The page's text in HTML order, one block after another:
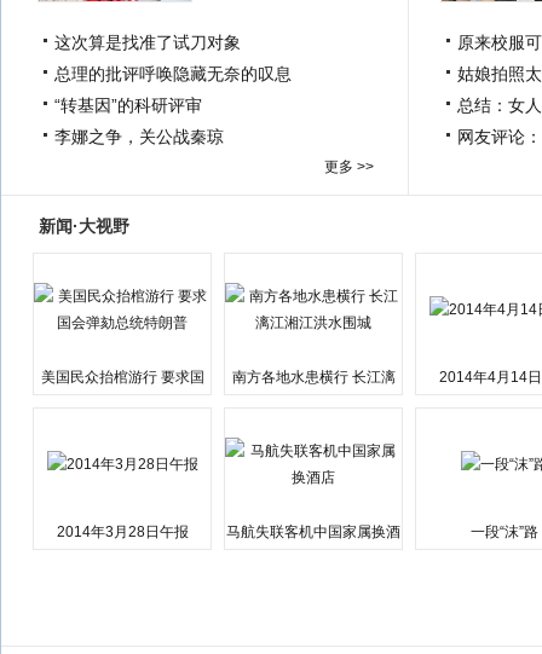
这次算是找准了试刀对象
总理的批评呼唤隐藏无奈的叹息
“转基因”的科研评审
李娜之争，关公战秦琼
更多 >>
原来校服
姑娘拍照
总结：女
网友评论
新闻·大视野
美国民众抬棺游行 要求国
南方各地水患横行 长江漓
2014年4月14
2014年3月28日午报
马航失联客机中国家属换酒
一段“沫”路